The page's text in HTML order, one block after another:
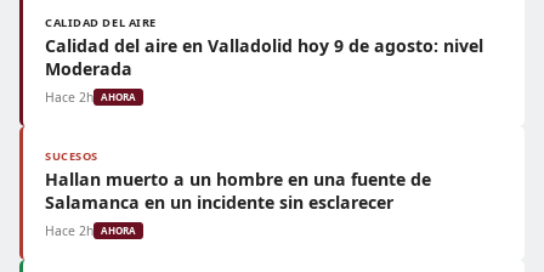
CALIDAD DEL AIRE
Calidad del aire en Valladolid hoy 9 de agosto: nivel
Moderada
Hace 2h AHORA
SUCESOS
Hallan muerto a un hombre en una fuente de
Salamanca en un incidente sin esclarecer
Hace 2h AHORA